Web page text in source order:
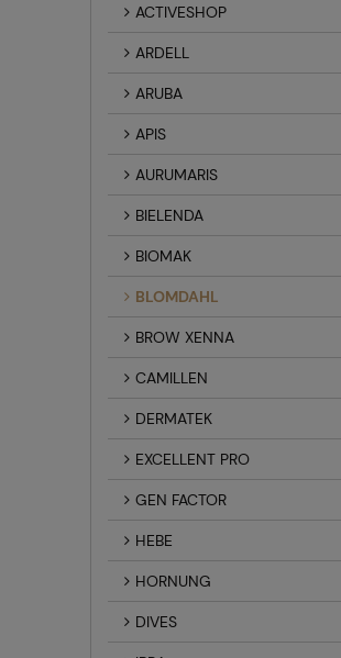
ACTIVESHOP
ARDELL
ARUBA
APIS
AURUMARIS
BIELENDA
BIOMAK
BLOMDAHL
BROW XENNA
CAMILLEN
DERMATEK
EXCELLENT PRO
GEN FACTOR
HEBE
HORNUNG
DIVES